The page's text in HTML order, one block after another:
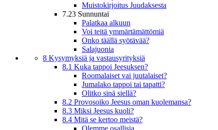
Muistokirjoitus Juudaksesta
7.23 Sunnuntai
Palatkaa alkuun
Voi teitä ymmärtämättömiä
Onko täällä syötävää?
Salajuonia
8 Kysymyksiä ja vastausyrityksiä
8.1 Kuka tappoi Jeesuksen?
Roomalaiset vai juutalaiset?
Jumalako tappoi tai tapatti?
Olitko sinä siellä?
8.2 Provosoiko Jeesus oman kuolemansa?
8.3 Miksi Jeesus kuoli?
8.4 Mitä se kertoo meistä?